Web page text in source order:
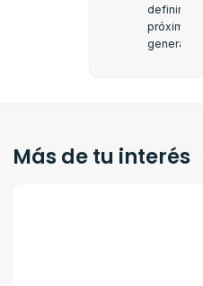
definirá a la
próxima
generación
Más de tu interés